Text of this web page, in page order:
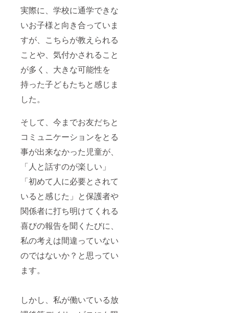
実際に、学校に通学できな
いお子様と向き合っていま
すが、こちらが教えられる
ことや、気付かされること
が多く、大きな可能性を
持った子どもたちと感じま
した。
そして、今までお友だちと
コミュニケーションをとる
事が出来なかった児童が、
「人と話すのが楽しい」
「初めて人に必要とされて
いると感じた」と保護者や
関係者に打ち明けてくれる
喜びの報告を聞くたびに、
私の考えは間違っていない
のではないか？と思ってい
ます。
しかし、私が働いている放